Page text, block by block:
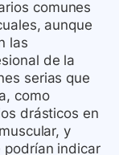
comunes
aunque
las
de la
serias que
como
drásticos en
y
podrían indicar